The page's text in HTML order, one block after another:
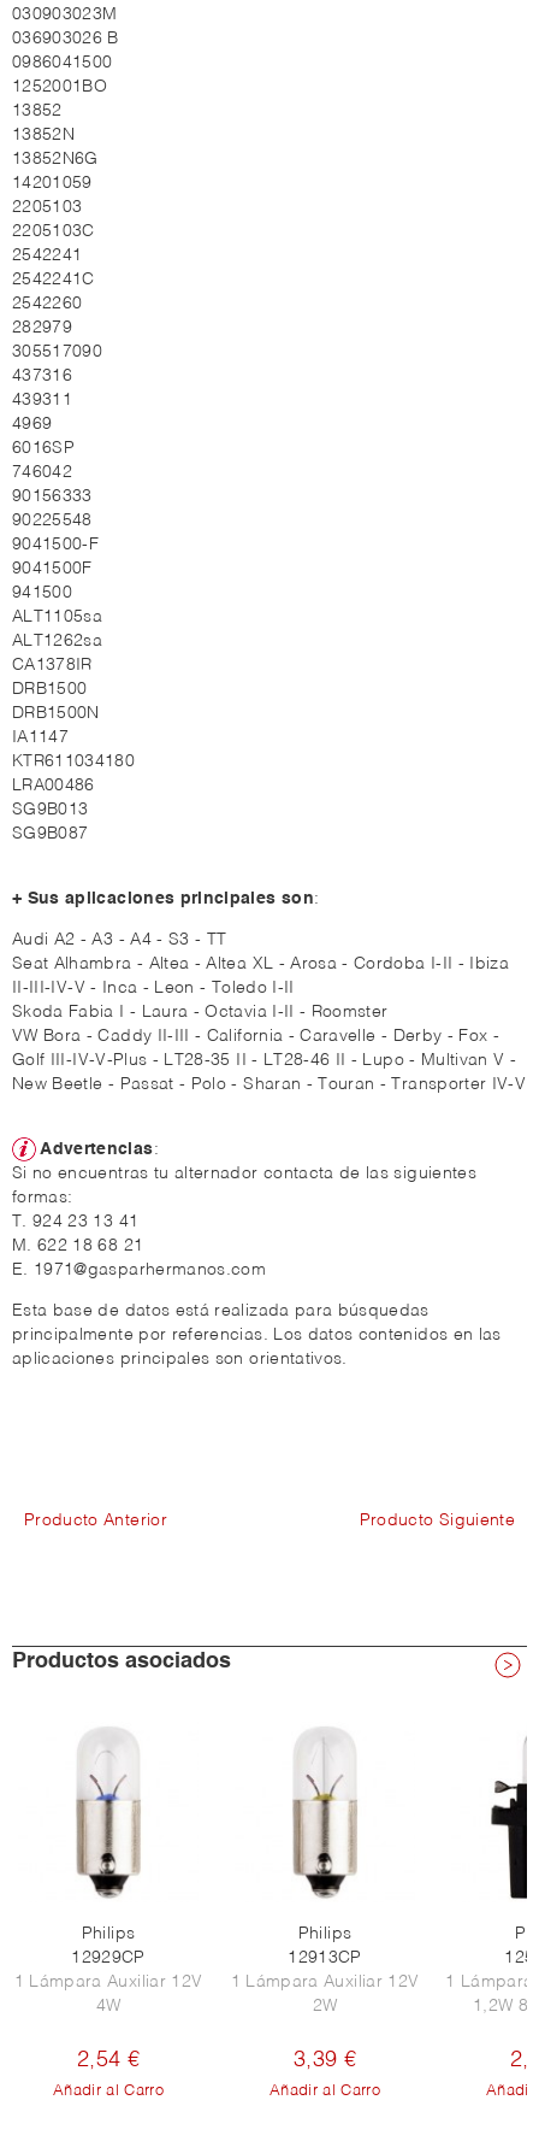
030903023M
036903026 B
0986041500
1252001BO
13852
13852N
13852N6G
14201059
2205103
2205103C
2542241
2542241C
2542260
282979
305517090
437316
439311
4969
6016SP
746042
90156333
90225548
9041500-F
9041500F
941500
ALT1105sa
ALT1262sa
CA1378IR
DRB1500
DRB1500N
IA1147
KTR611034180
LRA00486
SG9B013
SG9B087
+ Sus aplicaciones principales son:
Audi A2 - A3 - A4 - S3 - TT
Seat Alhambra - Altea - Altea XL - Arosa - Cordoba I-II - Ibiza
II-III-IV-V - Inca - Leon - Toledo I-II
Skoda Fabia I - Laura - Octavia I-II - Roomster
VW Bora - Caddy II-III - California - Caravelle - Derby - Fox -
Golf III-IV-V-Plus - LT28-35 II - LT28-46 II - Lupo - Multivan V -
New Beetle - Passat - Polo - Sharan - Touran - Transporter IV-V
Advertencias:
Si no encuentras tu alternador contacta de las siguientes
formas:
T. 924 23 13 41
M. 622 18 68 21
E. 1971@gasparhermanos.com
Esta base de datos está realizada para búsquedas
principalmente por referencias. Los datos contenidos en las
aplicaciones principales son orientativos.
Producto Anterior Producto Siguiente
Productos asociados
Philips
12929CP
1 Lámpara Auxiliar 12V
4W
2,54 €
Añadir al Carro
Philips
12913CP
1 Lámpara Auxiliar 12V
2W
3,39 €
Añadir al Carro
1 Lámpara
1,2W
Añadir